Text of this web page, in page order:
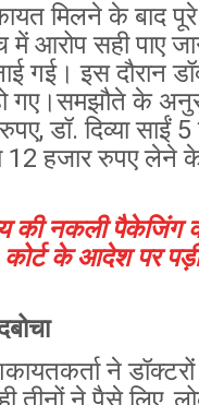
मिलने के बाद
में आरोप सही पाए
गई। इस दौरान
गए।समझौते के
डॉ. दिव्या साईं
12 हजार रुपए लेने
की नकली पैकेजिंग
कोर्ट के आदेश पर
ने